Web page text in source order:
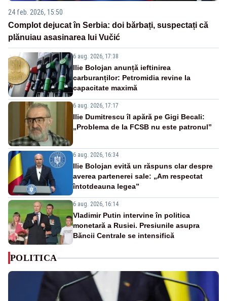
24 feb. 2026, 15:50
Complot dejucat în Serbia: doi bărbați, suspectați că
plănuiau asasinarea lui Vučić
6 aug. 2026, 17:38
Ilie Bolojan anunță ieftinirea
carburanților: Petromidia revine la
capacitate maximă
6 aug. 2026, 17:17
Ilie Dumitrescu îl apără pe Gigi Becali:
„Problema de la FCSB nu este patronul”
6 aug. 2026, 16:34
Ilie Bolojan evită un răspuns clar despre
averea partenerei sale: „Am respectat
întotdeauna legea”
6 aug. 2026, 16:14
Vladimir Putin intervine în politica
monetară a Rusiei. Presiunile asupra
Băncii Centrale se intensifică
POLITICA